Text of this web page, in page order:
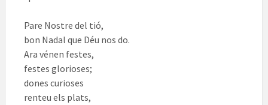
Pare Nostre del tió,
bon Nadal que Déu nos do.
Ara vénen festes,
festes glorioses;
dones curioses
renteu els plats,